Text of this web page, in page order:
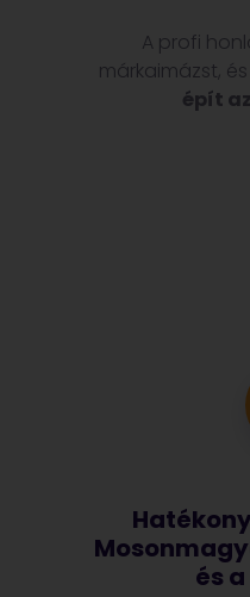
A profi
márkaimázst,
épít
és